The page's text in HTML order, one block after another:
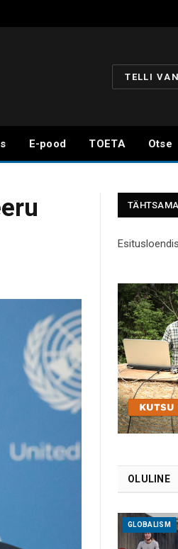
TELLI
E-pood TOETA Otse
OLULINE
GLOBALISM